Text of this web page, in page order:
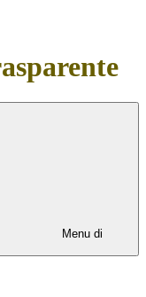
Menu di